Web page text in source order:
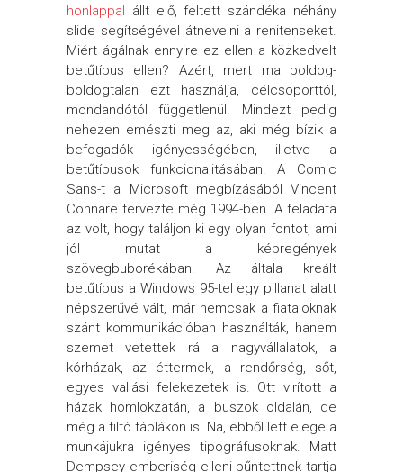
honlappal állt elő, feltett szándéka néhány
slide segítségével átnevelni a renitenseket.
Miért ágálnak ennyire ez ellen a közkedvelt
betűtípus ellen? Azért, mert ma boldog-
boldogtalan ezt használja, célcsoporttól,
mondandótól függetlenül. Mindezt pedig
nehezen emészti meg az, aki még bízik a
befogadók igényességében, illetve a
betűtípusok funkcionalitásában. A Comic
Sans-t a Microsoft megbízásából Vincent
Connare tervezte még 1994-ben. A feladata
az volt, hogy találjon ki egy olyan fontot, ami
jól mutat a képregények
szövegbuborékában. Az általa kreált
betűtípus a Windows 95-tel egy pillanat alatt
népszerűvé vált, már nemcsak a fiataloknak
szánt kommunikációban használták, hanem
szemet vetettek rá a nagyvállalatok, a
kórházak, az éttermek, a rendőrség, sőt,
egyes vallási felekezetek is. Ott virított a
házak homlokzatán, a buszok oldalán, de
még a tiltó táblákon is. Na, ebből lett elege a
munkájukra igényes tipográfusoknak. Matt
Dempsey emberiség elleni bűntettnek tartja